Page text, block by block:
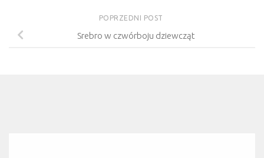
POPRZEDNI POST
Srebro w czwórboju dziewcząt